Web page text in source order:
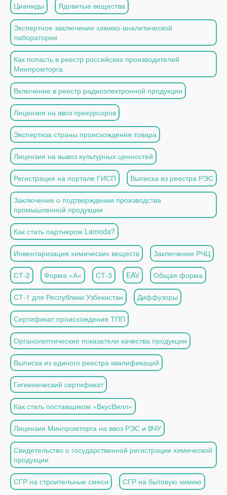
Цианиды Ядовитые вещества
Экспертное заключение химико-аналитической
лаборатории
Как попасть в реестр российских производителей
Минпромторга
Включение в реестр радиоэлектронной продукции
Лицензия на ввоз прекурсоров
Экспертиза страны происхождения товара
Лицензия на вывоз культурных ценностей
Регистрация на портале ГИСП Выписка из реестра РЭС
Заключение о подтверждении производства
промышленной продукции
Как стать партнером Lamoda?
Инвентаризация химических веществ Заключение РЧЦ
СТ-2 Форма «А» СТ-3 EAV Общая форма
СТ-1 для Республики Узбекистан Диффузоры
Сертификат происхождения ТПП
Органолептические показатели качества продукции
Выписка из единого реестра квалификаций
Гигиенический сертификат
Как стать поставщиком «ВкусВилл»
Лицензия Минпромторга на ввоз РЭС и ВЧУ
Свидетельство о государственной регистрации химической
продукции
СГР на строительные смеси СГР на бытовую химию